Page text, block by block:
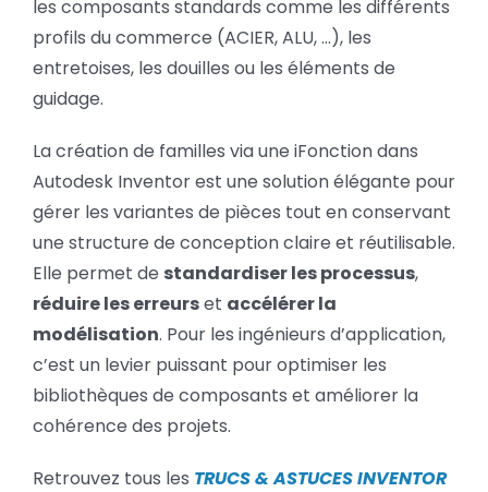
les composants standards comme les différents
profils du commerce (ACIER, ALU, ...), les
entretoises, les douilles ou les éléments de
guidage.
La création de familles via une iFonction dans
Autodesk Inventor est une solution élégante pour
gérer les variantes de pièces tout en conservant
une structure de conception claire et réutilisable.
Elle permet de standardiser les processus,
réduire les erreurset accélérer la
modélisation. Pour les ingénieurs d’application,
c’est un levier puissant pour optimiser les
bibliothèques de composants et améliorer la
cohérence des projets.
Retrouvez tous les TRUCS & ASTUCES INVENTOR